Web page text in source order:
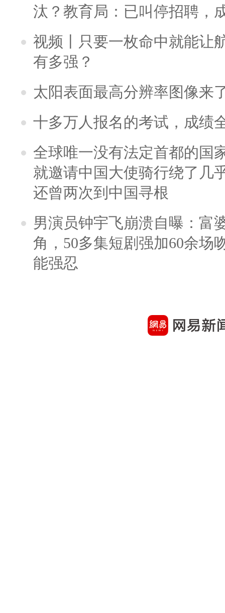
汰？教育局：已叫停招聘，
视频丨只要一枚命中就能让
有多强？
太阳表面最高分辨率图像来
十多万人报名的考试，成绩
全球唯一没有法定首都的国
就邀请中国大使骑行绕了几
还曾两次到中国寻根
男演员钟宇飞崩溃自曝：富
角，50多集短剧强加60余场
能强忍